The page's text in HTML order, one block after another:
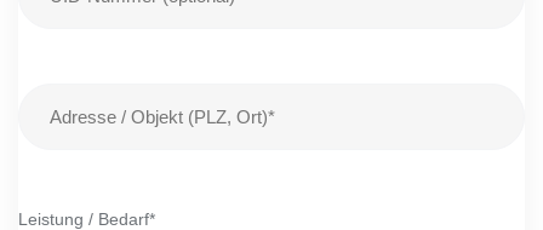
Leistung / Bedarf*